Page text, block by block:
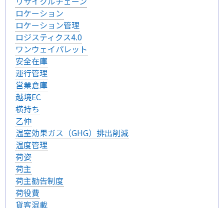
ロケーション
ロケーション管理
ロジスティクス4.0
ワンウェイパレット
安全在庫
運行管理
営業倉庫
越境EC
横持ち
乙仲
温室効果ガス（GHG）排出削減
温度管理
荷姿
荷主
荷主勧告制度
荷役費
貨客混載